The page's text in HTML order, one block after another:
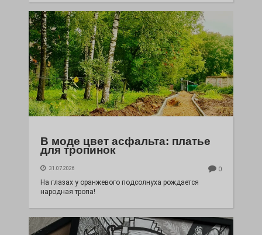
В моде цвет асфальта: платье
для тропинок
31.07.2026 0
На глазах у оранжевого подсолнуха рождается
народная тропа!